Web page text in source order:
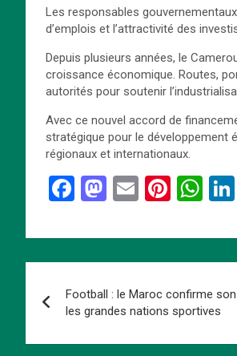
Les responsables
d’emplois et l’attractivité des
Depuis plusieurs années, le
croissance économique. Routes,
autorités pour soutenir
Avec ce nouvel accord de
stratégique pour le développement
régionaux et internationaux.
F
ce
b
o
o
k
M
st
o
d
o
n
E
ail
Pi
er
es
t
W
at
s
A
p
p
de
l’article
Football : le Maroc confirme
les grandes nations sportives